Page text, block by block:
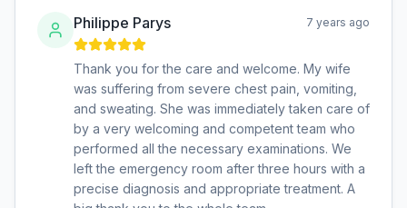
Philippe Parys 7 years ago
Thank you for the care and welcome. My wife
was suffering from severe chest pain, vomiting,
and sweating. She was immediately taken care of
by a very welcoming and competent team who
performed all the necessary examinations. We
left the emergency room after three hours with a
precise diagnosis and appropriate treatment. A